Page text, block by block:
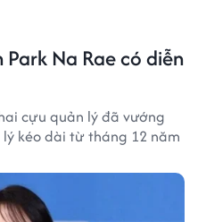
Na Rae có diễn
cựu quản lý đã vướng
kéo dài từ tháng 12 năm